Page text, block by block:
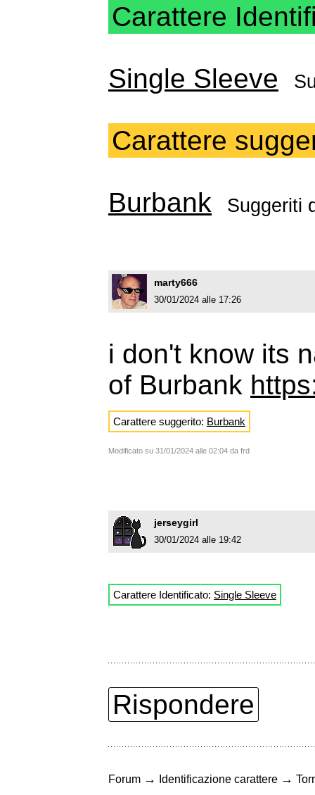
Carattere
Single Sleeve
Carattere
Burbank Suggeriti
marty666
30/01/2024 alle 17:26
i don't know its
of Burbank
Carattere suggerito: Burbank
Modificato su 31/01/2024 alle 02:04 da frd
jerseygirl
30/01/2024 alle 19:42
Carattere Identificato: Single Sleeve
Rispondere
Forum → Identificazione carattere →